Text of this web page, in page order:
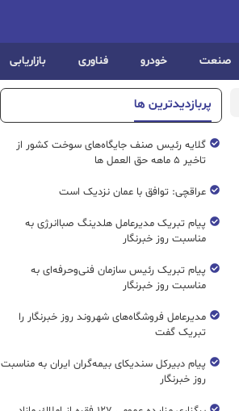
صنعت خودرو فناوری بازاریابی
پربازدیدترین ها
گلایه رئیس صنف جایگاه‌های سوخت کشور از
تاخیر ۵ ماهه حق العمل ها
عراقچی: توافق با عمان نزدیک است
پیام تبریک مدیرعامل هلدینگ صباانرژی به
مناسبت روز خبرنگار
پیام تبریک رئیس سازمان فنی‌و‌حرفه‌ای به
مناسبت روز خبرنگار
مدیرعامل فروشگاه‌های شهروند روز خبرنگار را
تبریک گفت
پیام دبیرکل سندیکای بیمه‌گران ایران به مناسبت
روز خبرنگار